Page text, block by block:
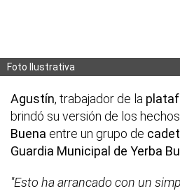
Foto Ilustrativa
Agustín, trabajador de la
brindó su versión de los
Buena entre un grupo de
Guardia Municipal de Yerba
"Esto ha arrancado con un